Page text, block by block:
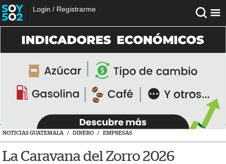
Login / Registrarme
NOTICIAS GUATEMALA / DINERO / EMPRESAS
La Caravana del Zorro 2026